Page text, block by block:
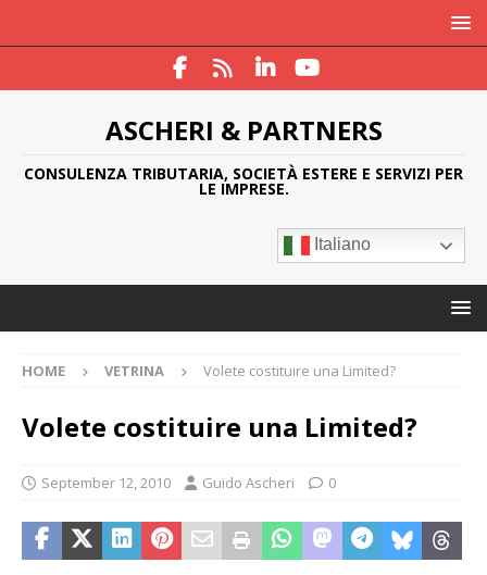
ASCHERI & PARTNERS
CONSULENZA TRIBUTARIA, SOCIETÀ ESTERE E SERVIZI PER
LE IMPRESE.
Italiano
HOME VETRINA Volete costituire una Limited?
Volete costituire una Limited?
September 12, 2010 Guido Ascheri 0